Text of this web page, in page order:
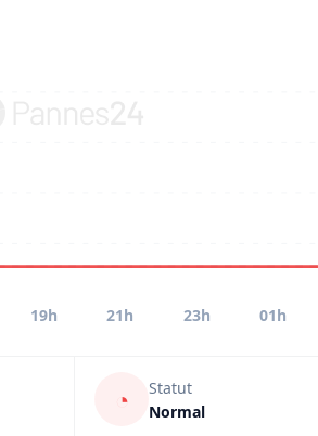
19h 21h 23h 01h
◔
Statut
Normal